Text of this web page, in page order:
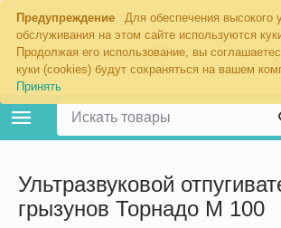
Предупреждение
Для обеспечения высокого
обслуживания на этом сайте используются
Продолжая его использование, вы
куки (cookies) будут сохраняться на вашем
Принять
Ультразвуковой
грызунов Торнадо М 100